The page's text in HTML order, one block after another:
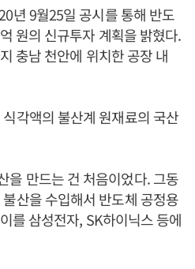
년 9월25일 공시를 통해 반도
원의 신규투자 계획을 밝혔다.
충남 천안에 위치한 공장 내
각액의 불산계 원재료의 국산
을 만드는 건 처음이었다. 그동
산을 수입해서 반도체 공정용
를 삼성전자, SK하이닉스 등에